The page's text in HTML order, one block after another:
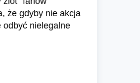
że gdyby nie akcja
odbyć nielegalne